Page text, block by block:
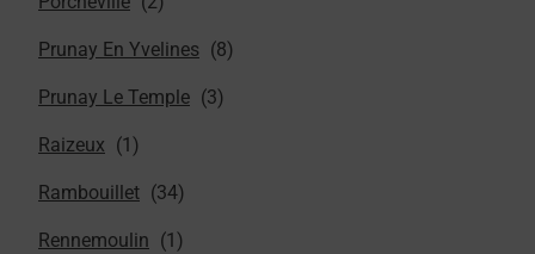
Prunay En Yvelines
Prunay Le Temple
Raizeux
Rambouillet
Rennemoulin